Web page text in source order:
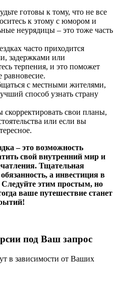
готовы к тому, что не все
к этому с юмором и
неурядицы – это тоже часть
часто приходится
задержками или
терпения, и это поможет
равновесие.
с местными жителями,
способ узнать страну
скорректировать свои планы,
или если вы
– это возможность
свой внутренний мир и
Тщательная
а инвестиция в
Следуйте этим простым, но
ваше путешествие станет
под Ваш запрос
в зависимости от Ваших